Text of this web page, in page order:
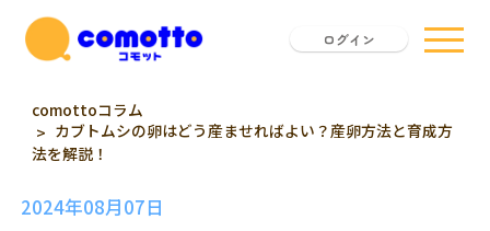
ログイン
comottoコラム
カブトムシの卵はどう産ませればよい？産卵方法と育成方
法を解説！
2024年08月07日